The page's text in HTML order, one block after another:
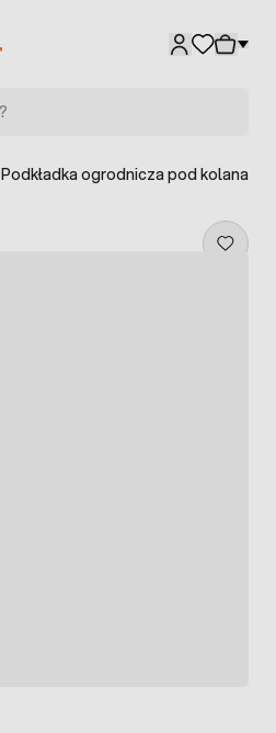
Podkładka ogrodnicza pod kolana